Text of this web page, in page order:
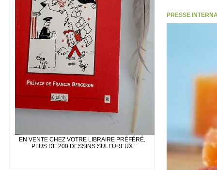
EN VENTE CHEZ VOTRE LIBRAIRE PRÉFÉRÉ.
PLUS DE 200 DESSINS SULFUREUX
PRESSE